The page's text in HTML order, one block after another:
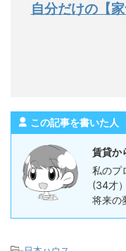
自分だけの【
この記事を書いた人
賃貸か
私のプ
(34才
将来の